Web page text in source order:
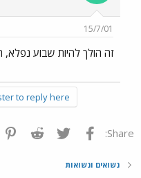
15/7/01
זה הולך להיות שבוע נפלא,
to reply here.
Share: פייסבוק Twitter
Reddit
נשואים ונשואות